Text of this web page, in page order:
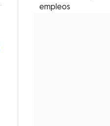
empleos